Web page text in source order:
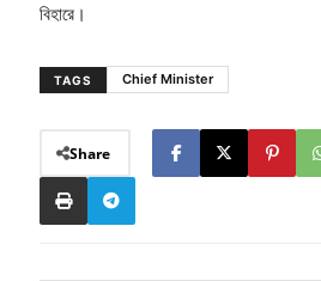
বিহারে।
TAGS Chief Minister
Share